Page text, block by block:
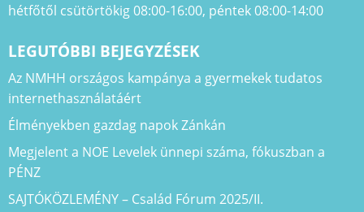
hétfőtől csütörtökig 08:00-16:00, péntek 08:00-14:00
LEGUTÓBBI BEJEGYZÉSEK
Az NMHH országos kampánya a gyermekek tudatos
internethasználatáért
Élményekben gazdag napok Zánkán
Megjelent a NOE Levelek ünnepi száma, fókuszban a
PÉNZ
SAJTÓKÖZLEMÉNY – Család Fórum 2025/II.